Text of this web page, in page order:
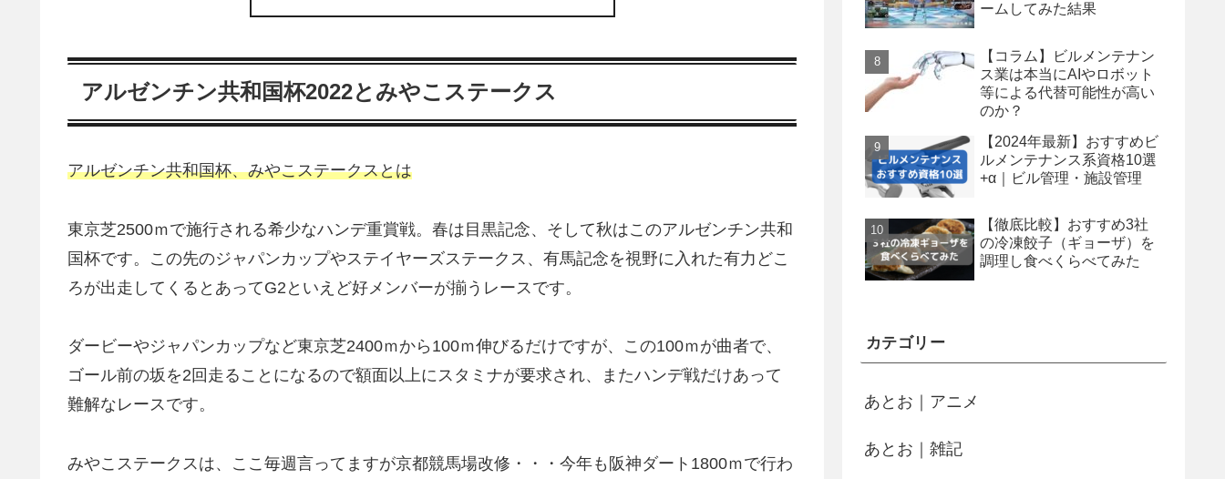
アルゼンチン共和国杯2022とみやこステークス
アルゼンチン共和国杯、みやこステークスとは
東京芝2500ｍで施行される希少なハンデ重賞戦。春は目黒記念、そして秋はこのアルゼンチン共和
国杯です。この先のジャパンカップやステイヤーズステークス、有馬記念を視野に入れた有力どこ
ろが出走してくるとあってG2といえど好メンバーが揃うレースです。
ダービーやジャパンカップなど東京芝2400ｍから100ｍ伸びるだけですが、この100ｍが曲者で、
ゴール前の坂を2回走ることになるので額面以上にスタミナが要求され、またハンデ戦だけあって
難解なレースです。
みやこステークスは、ここ毎週言ってますが京都競馬場改修・・・今年も阪神ダート1800ｍで行わ
ームしてみた結果
【コラム】ビルメンテナン
ス業は本当にAIやロボット
等による代替可能性が高い
のか？
【2024年最新】おすすめビ
ルメンテナンス系資格10選
+α｜ビル管理・施設管理
【徹底比較】おすすめ3社
の冷凍餃子（ギョーザ）を
調理し食べくらべてみた
カテゴリー
あとお｜アニメ
あとお｜雑記